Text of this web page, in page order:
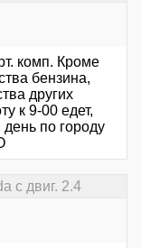
комп. Кроме
бензина,
других
к 9-00 едет,
по городу
с двиг. 2.4